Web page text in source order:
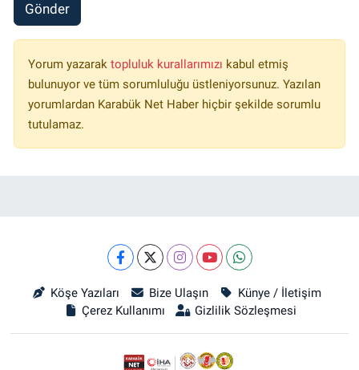
Gönder
Yorum yazarak topluluk kurallarımızı kabul etmiş
bulunuyor ve tüm sorumluluğu üstleniyorsunuz. Yazılan
yorumlardan Karabük Net Haber hiçbir şekilde sorumlu
tutulamaz.
Köşe Yazıları Bize Ulaşın
Künye / İletişim
Çerez Kullanımı
Gizlilik Sözleşmesi